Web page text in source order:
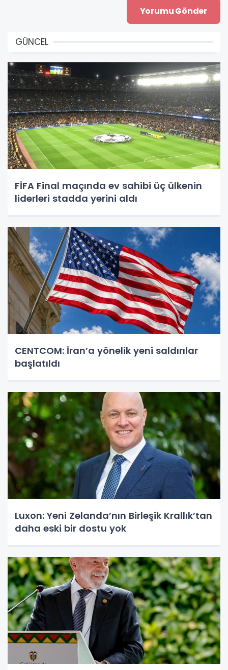
GÜNCEL
FİFA Final maçında ev sahibi üç ülkenin
liderleri stadda yerini aldı
CENTCOM: İran’a yönelik yeni saldırılar
başlatıldı
Luxon: Yeni Zelanda’nın Birleşik Krallık’tan
daha eski bir dostu yok